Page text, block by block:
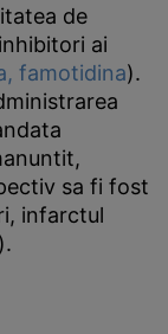
de
ai
famotidina).
sa fi fost
infarctul